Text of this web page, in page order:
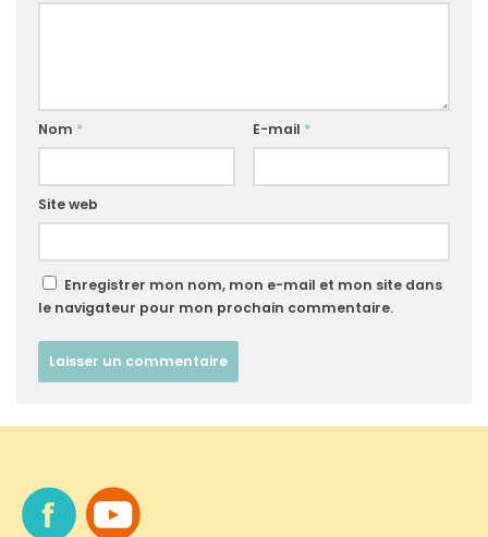
Nom * E-mail *
Site web
Enregistrer mon nom, mon e-mail et mon site dans
le navigateur pour mon prochain commentaire.